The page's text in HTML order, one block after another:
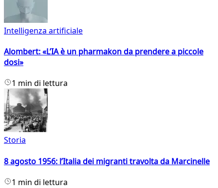
Intelligenza artificiale
Alombert: «L’IA è un pharmakon da prendere a piccole
dosi»
1 min di lettura
Storia
8 agosto 1956: l’Italia dei migranti travolta da Marcinelle
1 min di lettura